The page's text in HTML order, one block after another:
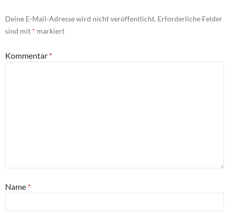
Deine E-Mail-Adresse wird nicht veröffentlicht. Erforderliche Felder
sind mit * markiert
Kommentar *
Name *